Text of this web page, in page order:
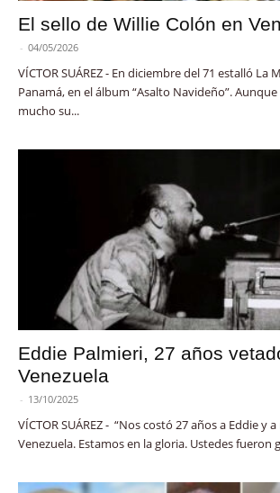
El sello de Willie Colón en
- 04/05/2026
VÍCTOR SUÁREZ - En diciembre del 71 estalló La
Panamá, en el álbum “Asalto Navideño”.
mucho su...
Eddie Palmieri, 27 años
Venezuela
- 13/10/2025
VÍCTOR SUÁREZ - “Nos costó 27 años a Eddie y
Venezuela. Estamos en la gloria. Ustedes fueron